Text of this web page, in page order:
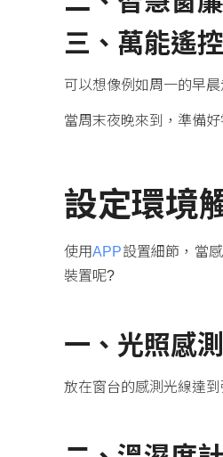
三、萬能遙
可以想像例如周一的早
當周末夜晚來到，準備
設定環境
使用APP設置細節，當
裝置呢?
一、 光照感
放在窗台的感測光線達